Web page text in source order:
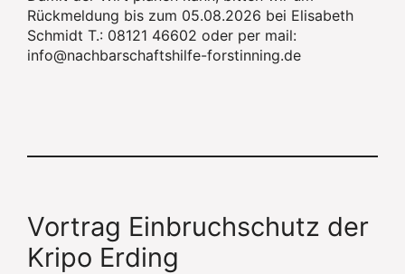
Rückmeldung bis zum 05.08.2026 bei Elisabeth
Schmidt T.: 08121 46602 oder per mail:
info@nachbarschaftshilfe-forstinning.de
Vortrag Einbruchschutz der
Kripo Erding